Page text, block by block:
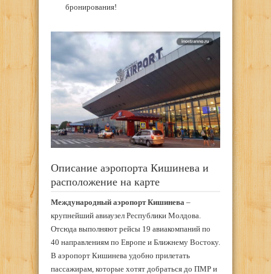
бронирования!
Описание аэропорта Кишинева и
расположение на карте
Международный аэропорт Кишинева –
крупнейший авиаузел Республики Молдова.
Отсюда выполняют рейсы 19 авиакомпаний по
40 направлениям по Европе и Ближнему Востоку.
В аэропорт Кишинева удобно прилетать
пассажирам, которые хотят добраться до ПМР и